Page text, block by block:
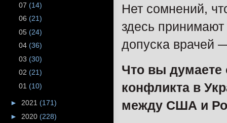
Нет сомнений,
здесь
допуска врачей
Что вы думаете
конфликта в
между США и
07 (14)
06 (21)
05 (24)
04 (36)
03 (30)
02 (21)
01 (10)
► 2021 (171)
► 2020 (228)